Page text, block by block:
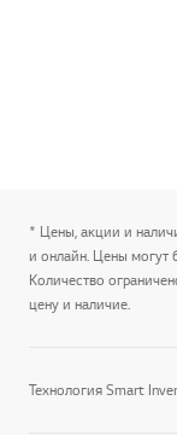
* Цены, акции и
и онлайн. Цены могут
Количество
цену и наличие.